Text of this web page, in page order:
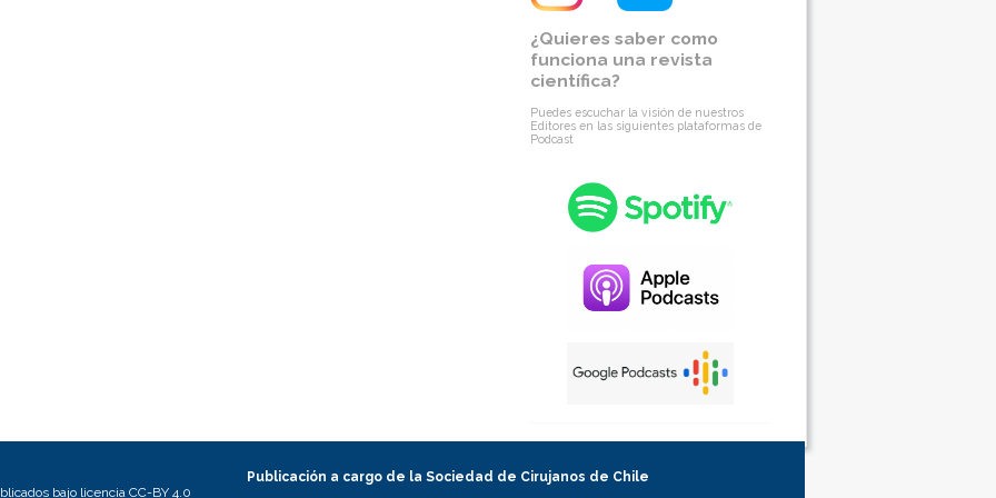
¿Quieres saber como
funciona una revista
científica?
Puedes escuchar la visión de nuestros
Editores en las siguientes plataformas de
Podcast
bajo licencia CC-BY 4.0
Publicación a cargo de la Sociedad de Cirujanos de Chile